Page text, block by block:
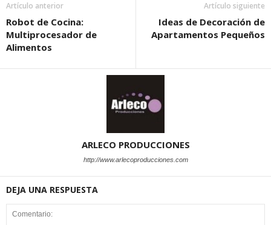
Artículo anterior
Robot de Cocina:
Multiprocesador de
Alimentos
Artículo siguiente
Ideas de Decoración de
Apartamentos Pequeños
ARLECO PRODUCCIONES
http://www.arlecoproducciones.com
DEJA UNA RESPUESTA